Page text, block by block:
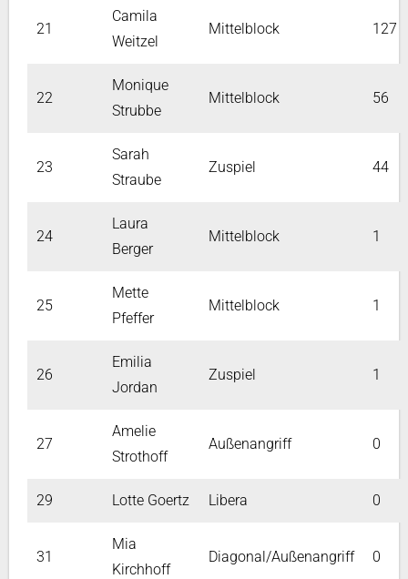
21
Camila
Weitzel
Mittelblock 127
22
Monique
Strubbe
Mittelblock 56
23
Sarah
Straube
Zuspiel 44
24
Laura
Berger
Mittelblock 1
25
Mette
Pfeffer
Mittelblock 1
26
Emilia
Jordan
Zuspiel 1
27
Amelie
Strothoff
Außenangriff 0
29 Lotte Goertz Libera 0
31
Mia
Kirchhoff
Diagonal/Außenangriff 0